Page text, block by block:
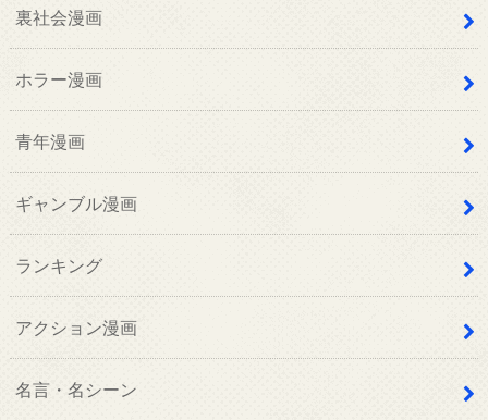
裏社会漫画
ホラー漫画
青年漫画
ギャンブル漫画
ランキング
アクション漫画
名言・名シーン